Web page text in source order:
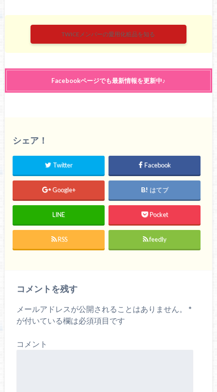
TWICEメンバーの愛用化粧品を知る
Facebookページでも最新情報を更新中♪
シェア！
Twitter Facebook
Google+ はてブ
LINE Pocket
RSS feedly
コメントを残す
メールアドレスが公開されることはありません。
*
が付いている欄は必須項目です
コメント